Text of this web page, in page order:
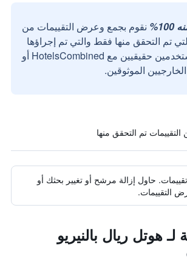
نقوم بجمع وعرض التقييمات من
تم التحقق منها فقط والتي تم إجراؤها
بواسطة مستخدمين حقيقيين مع HotelsCombined أو
الموثوقين.
حاول إزالة مرشح أو تغيير بحثك أو
التقييمات.
هوتل ريال بالنيريو